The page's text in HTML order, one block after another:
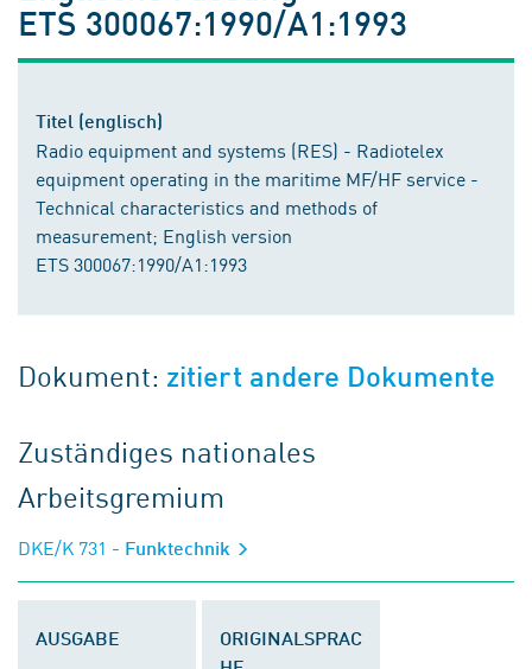
ETS 300067:1990/A1:1993
Titel (englisch)
Radio equipment and systems (RES) - Radiotelex
equipment operating in the maritime MF/HF service -
Technical characteristics and methods of
measurement; English version
ETS 300067:1990/A1:1993
Dokument: zitiert andere Dokumente
Zuständiges nationales
Arbeitsgremium
DKE/K 731 - Funktechnik
AUSGABE
ORIGINALSPRAC